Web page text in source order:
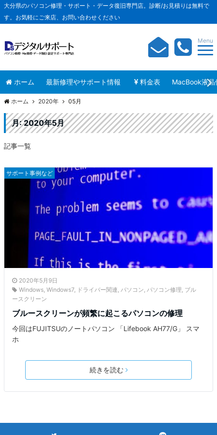
大分県のパソコン修理・サポート・データ復旧専門店。診断/お見積りは無料で
す。お気軽にご来店、お問い合わせください
Menu
ホーム 最新修理やサポート情報 料金表 MacBook液晶
ホーム 2020年 05月
月:2020年5月
記事一覧
サポート事例など
2020年5月9日
Windows, Windows7, ドライバー関連, パソコン, パソコン修理, ブル
ースクリーン
ブルースクリーンが頻繁に起こるパソコンの修理
今回はFUJITSUのノートパソコン 「Lifebook AH77/G」 スマ
ホ
続きを読む